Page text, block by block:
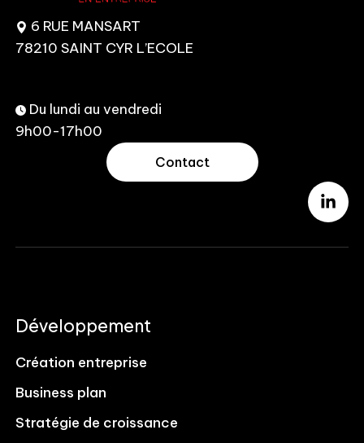
6 RUE MANSART
78210 SAINT CYR L’ECOLE
Du lundi au vendredi
9h00-17h00
Contact
Développement
Création entreprise
Business plan
Stratégie de croissance